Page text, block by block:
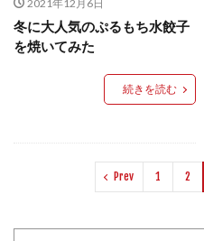
2021年12月6日
冬に大人気のぷるもち水餃子
を焼いてみた
続きを読む
Prev 1 2